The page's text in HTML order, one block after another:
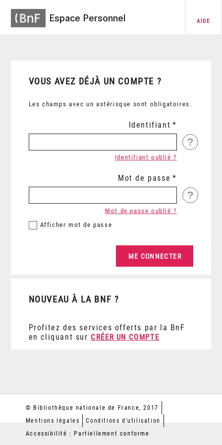
Espace Personnel AIDE
VOUS AVEZ DÉJÀ UN COMPTE ?
Les champs avec un astérisque sont obligatoires.
Identifiant
?
Identifiant oublié ?
Mot de passe
?
Afficher mot de passe
Mot de passe oublié ?
NOUVEAU À LA BNF ?
Profitez des services offerts par la BnF
en cliquant sur CRÉER UN COMPTE
© Bibliothèque nationale de France, 2017
Mentions légales
Conditions d'utilisation
Accessibilité : Partiellement conforme